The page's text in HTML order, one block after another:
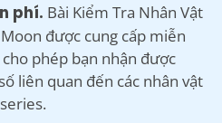
phí. Bài Kiểm Tra Nhân Vật
được cung cấp miễn
cho phép bạn nhận được
liên quan đến các nhân vật